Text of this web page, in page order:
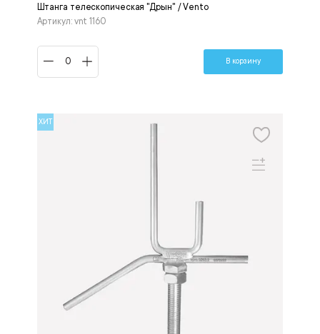
Штанга телескопическая "Дрын" / Vento
Артикул: vnt 1160
В корзину
ХИТ